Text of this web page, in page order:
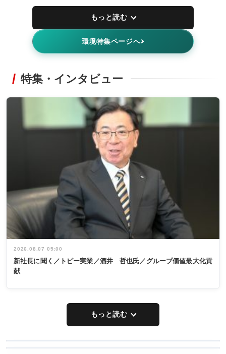
もっと読む
環境特集ページへ
特集・インタビュー
2026.08.07 05:00
新社長に聞く／トピー実業／酒井 哲也氏／グループ価値最大化貢
献
もっと読む